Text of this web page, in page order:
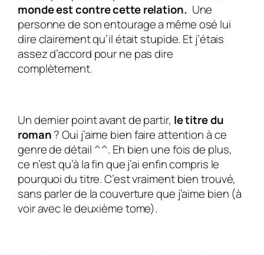
monde est contre cette relation. Une
personne de son entourage a même osé lui
dire clairement qu’il était stupide. Et j’étais
assez d’accord pour ne pas dire
complètement.
Un dernier point avant de partir, le titre du
roman? Oui j’aime bien faire attention à ce
genre de détail ^^. Eh bien une fois de plus,
ce n’est qu’à la fin que j’ai enfin compris le
pourquoi du titre. C’est vraiment bien trouvé,
sans parler de la couverture que j’aime bien (à
voir avec le deuxième tome).